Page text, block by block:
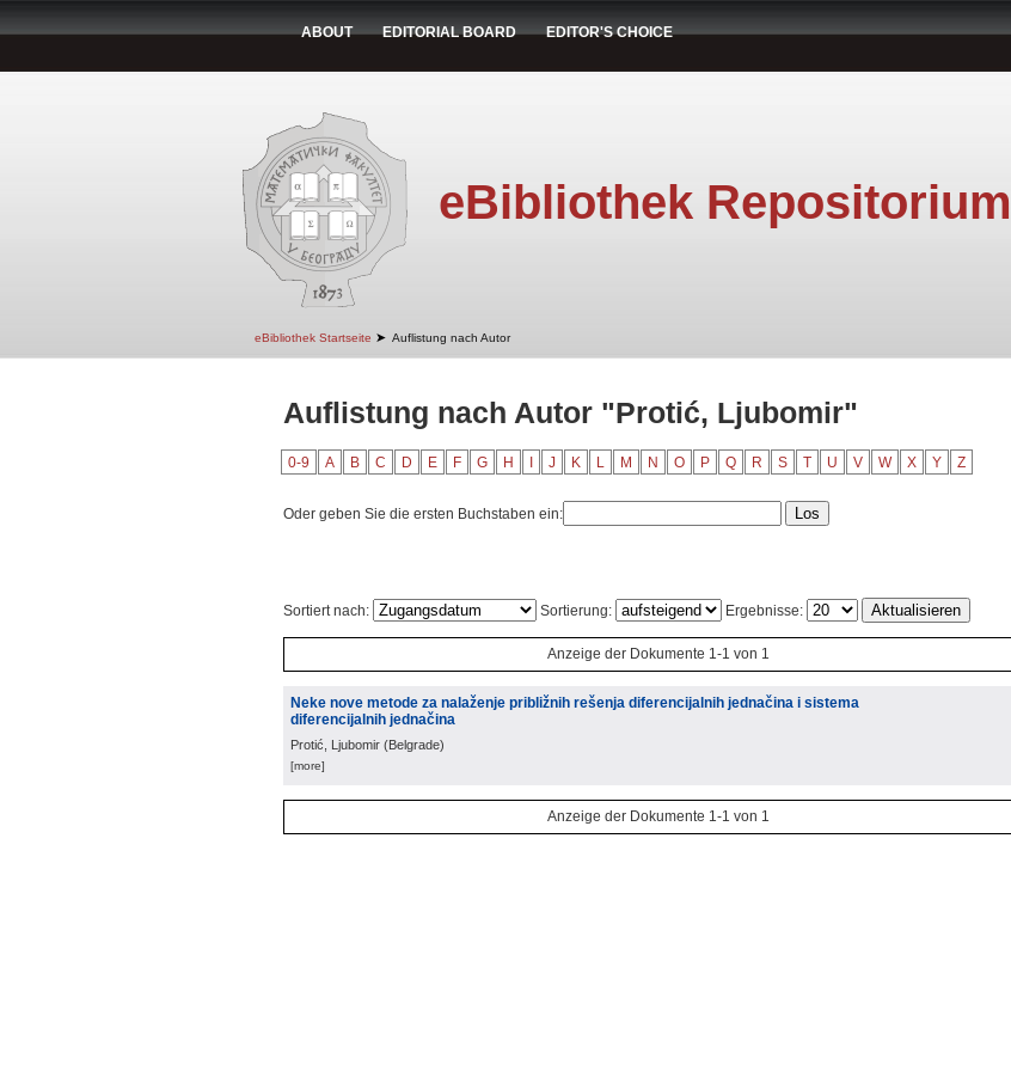
ABOUT EDITORIAL BOARD EDITOR'S CHOICE
eBibliothek Repositorium
eBibliothek Startseite ➤ Auflistung nach Autor
Auflistung nach Autor "Protić, Ljubomir"
0-9 A B C D E F G H J K L M N O P Q R S T U V W X Y Z
Oder geben Sie die ersten Buchstaben ein:
Sortiert nach: Sortierung: Ergebnisse:
Anzeige der Dokumente 1-1 von 1
Neke nove metode za nalaženje približnih rešenja diferencijalnih jednačina i sistema
diferencijalnih jednačina
Protić, Ljubomir (Belgrade)
[more]
Anzeige der Dokumente 1-1 von 1